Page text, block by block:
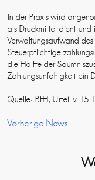
In der Praxis wird
als Druckmittel dient
Verwaltungsaufwand des
Steuerpflichtige
die Hälfte der
Zahlungsunfähigkeit ein
Quelle: BFH, Urteil v.
Vorherige News